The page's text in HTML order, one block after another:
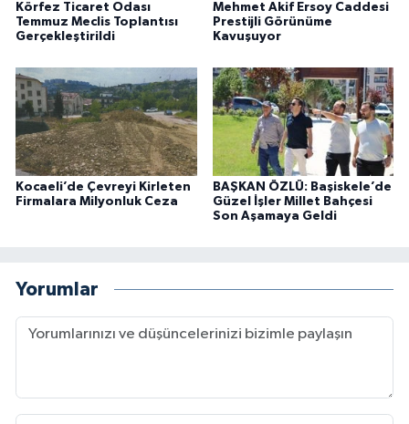
Körfez Ticaret Odası
Temmuz Meclis Toplantısı
Gerçekleştirildi
Mehmet Akif Ersoy Caddesi
Prestijli Görünüme
Kavuşuyor
Kocaeli’de Çevreyi Kirleten
Firmalara Milyonluk Ceza
BAŞKAN ÖZLÜ: Başiskele’de
Güzel İşler Millet Bahçesi
Son Aşamaya Geldi
Yorumlar